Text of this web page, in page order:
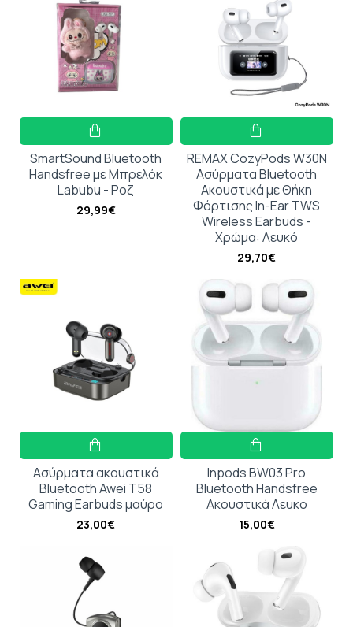
SmartSound Bluetooth
Handsfree με Μπρελόκ
Labubu - Ροζ
29,99€
REMAX CozyPods W30N
Ασύρματα Bluetooth
Ακουστικά με Θήκη
Φόρτισης In-Ear TWS
Wireless Earbuds -
Χρώμα: Λευκό
29,70€
Ασύρματα ακουστικά
Bluetooth Awei T58
Gaming Earbuds μαύρο
23,00€
Inpods BW03 Pro
Bluetooth Handsfree
Ακουστικά Λευκο
15,00€